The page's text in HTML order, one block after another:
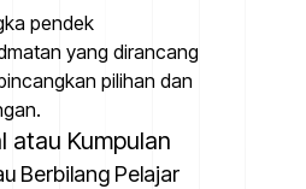
pendek
yang dirancang
pilihan dan
atau Kumpulan
Berbilang Pelajar